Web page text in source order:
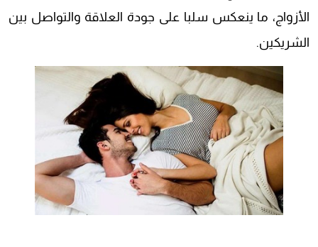
الأزواج، ما ينعكس سلبا على جودة العلاقة والتواصل بين
الشريكين.